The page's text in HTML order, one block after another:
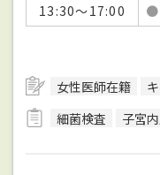
13:30～17:00
●
女性医師在籍
細菌検査
子宮